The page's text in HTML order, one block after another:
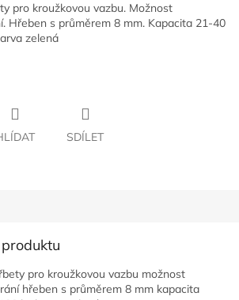
pro kroužkovou vazbu. Možnost
Hřeben s průměrem 8 mm. Kapacita 21-40
zelená
SDÍLET
pro kroužkovou vazbu možnost
hřeben s průměrem 8 mm kapacita